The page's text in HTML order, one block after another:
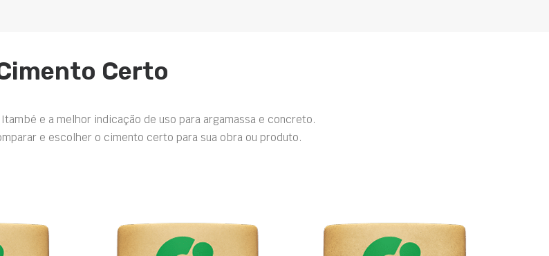
Certo
e a melhor indicação de uso para argamassa e concreto.
e escolher o cimento certo para sua obra ou produto.